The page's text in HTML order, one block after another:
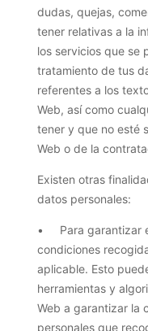
dudas, quejas,
tener relativas a la
los servicios que se
tratamiento de tus
referentes a los
Web, así como
tener y que no esté
Web o de la
Existen otras
datos personales:
• Para garantizar
condiciones
aplicable. Esto
herramientas y
Web a garantizar la
personales que